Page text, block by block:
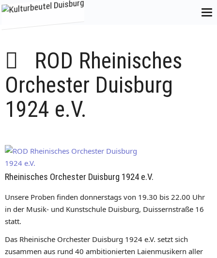
ROD Rheinisches
Orchester Duisburg
1924 e.V.
Rheinisches Orchester Duisburg 1924 e.V.
Unsere Proben finden donnerstags von 19.30 bis 22.00 Uhr
in der Musik- und Kunstschule Duisburg, Duissernstraße 16
statt.
Das Rheinische Orchester Duisburg 1924 e.V. setzt sich
zusammen aus rund 40 ambitionierten Laienmusikern aller